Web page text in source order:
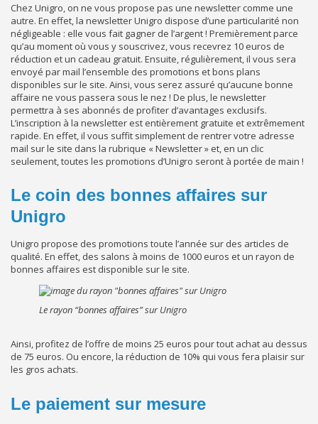
Chez Unigro, on ne vous propose pas une newsletter comme une
autre. En effet, la newsletter Unigro dispose d’une particularité non
négligeable : elle vous fait gagner de l’argent ! Premièrement parce
qu’au moment où vous y souscrivez, vous recevrez 10 euros de
réduction et un cadeau gratuit. Ensuite, régulièrement, il vous sera
envoyé par mail l’ensemble des promotions et bons plans
disponibles sur le site. Ainsi, vous serez assuré qu’aucune bonne
affaire ne vous passera sous le nez ! De plus, le newsletter
permettra à ses abonnés de profiter d’avantages exclusifs.
L’inscription à la newsletter est entièrement gratuite et extrêmement
rapide. En effet, il vous suffit simplement de rentrer votre adresse
mail sur le site dans la rubrique « Newsletter » et, en un clic
seulement, toutes les promotions d’Unigro seront à portée de main !
Le coin des bonnes affaires sur
Unigro
Unigro propose des promotions toute l’année sur des articles de
qualité. En effet, des salons à moins de 1000 euros et un rayon de
bonnes affaires est disponible sur le site.
Le rayon “bonnes affaires” sur Unigro
Ainsi, profitez de l’offre de moins 25 euros pour tout achat au dessus
de 75 euros. Ou encore, la réduction de 10% qui vous fera plaisir sur
les gros achats.
Le paiement sur mesure